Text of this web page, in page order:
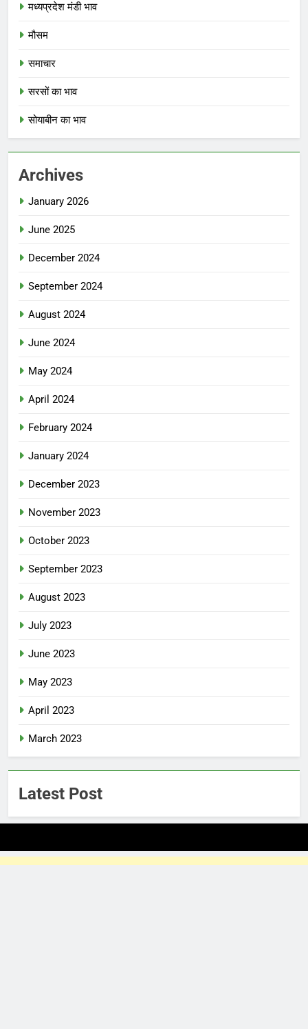
मध्यप्रदेश मंडी भाव
मौसम
समाचार
सरसों का भाव
सोयाबीन का भाव
Archives
January 2026
June 2025
December 2024
September 2024
August 2024
June 2024
May 2024
April 2024
February 2024
January 2024
December 2023
November 2023
October 2023
September 2023
August 2023
July 2023
June 2023
May 2023
April 2023
March 2023
Latest Post